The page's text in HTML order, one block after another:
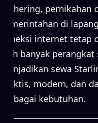
gathering,
pemerintahan di
koneksi internet tetap
oleh banyak
menjadikan sewa
praktis, modern, dan
berbagai kebutuhan.